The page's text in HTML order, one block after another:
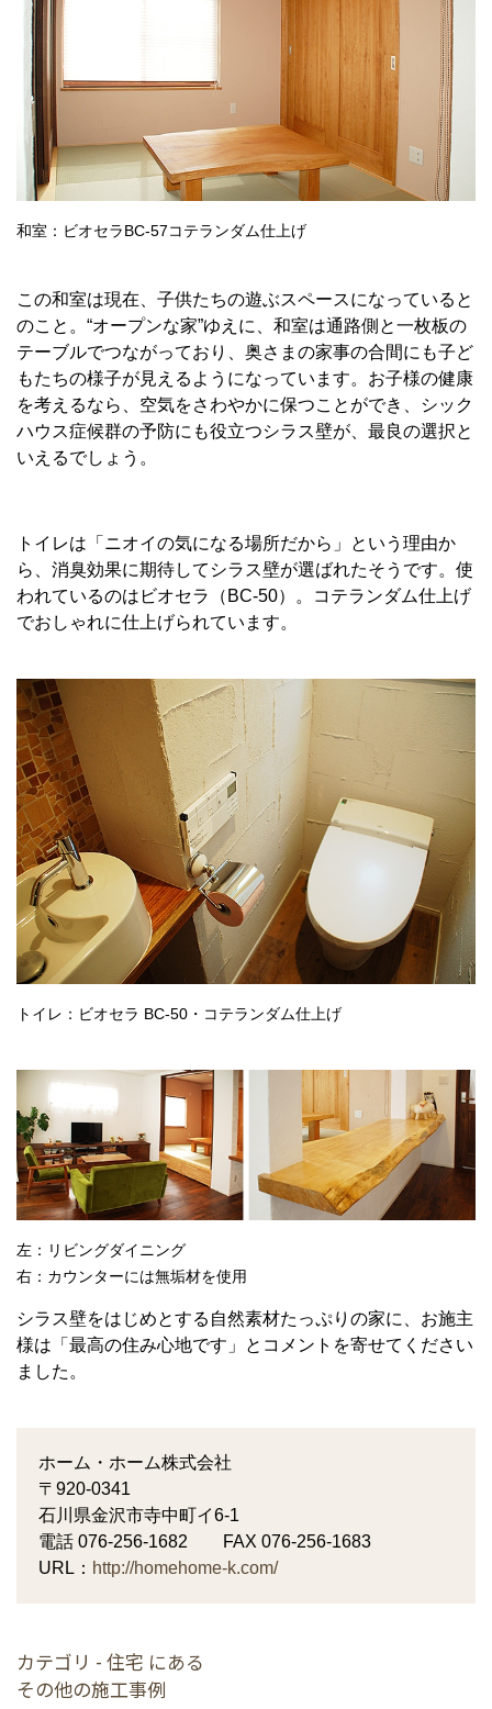
和室：ビオセラBC-57コテランダム仕上げ
この和室は現在、子供たちの遊ぶスペースになっていると
のこと。“オープンな家”ゆえに、和室は通路側と一枚板の
テーブルでつながっており、奥さまの家事の合間にも子ど
もたちの様子が見えるようになっています。お子様の健康
を考えるなら、空気をさわやかに保つことができ、シック
ハウス症候群の予防にも役立つシラス壁が、最良の選択と
いえるでしょう。
トイレは「ニオイの気になる場所だから」という理由か
ら、消臭効果に期待してシラス壁が選ばれたそうです。使
われているのはビオセラ（BC-50）。コテランダム仕上げ
でおしゃれに仕上げられています。
トイレ：ビオセラ BC-50・コテランダム仕上げ
左：リビングダイニング
右：カウンターには無垢材を使用
シラス壁をはじめとする自然素材たっぷりの家に、お施主
様は「最高の住み心地です」とコメントを寄せてください
ました。
ホーム・ホーム株式会社
〒920-0341
石川県金沢市寺中町イ6-1
電話 076-256-1682 FAX 076-256-1683
URL： http://homehome-k.com/
カテゴリ - 住宅 にある
その他の施工事例